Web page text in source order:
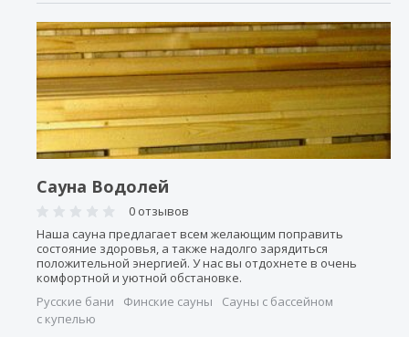
Сауна Водолей
0 отзывов
Наша сауна предлагает всем желающим поправить
состояние здоровья, а также надолго зарядиться
положительной энергией. У нас вы отдохнете в очень
комфортной и уютной обстановке.
Русские бани
Финские сауны
Сауны с бассейном
с купелью